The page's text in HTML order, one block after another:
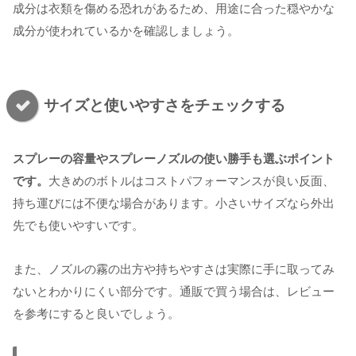
成分は衣類を傷める恐れがあるため、用途に合った穏やかな
成分が使われているかを確認しましょう。
サイズと使いやすさをチェックする
スプレーの容量やスプレーノズルの使い勝手も選ぶポイント
です。 大きめのボトルはコストパフォーマンスが良い反面、
持ち運びには不便な場合があります。小さいサイズなら外出
先でも使いやすいです。
また、ノズルの霧の出方や持ちやすさは実際に手に取ってみ
ないとわかりにくい部分です。通販で買う場合は、レビュー
を参考にすると良いでしょう。